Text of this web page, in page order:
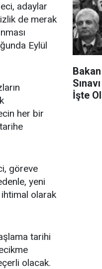
adaylar
de merak
Eylül
her bir
göreve
yeni
olarak
tarihi
olacak.
İşte